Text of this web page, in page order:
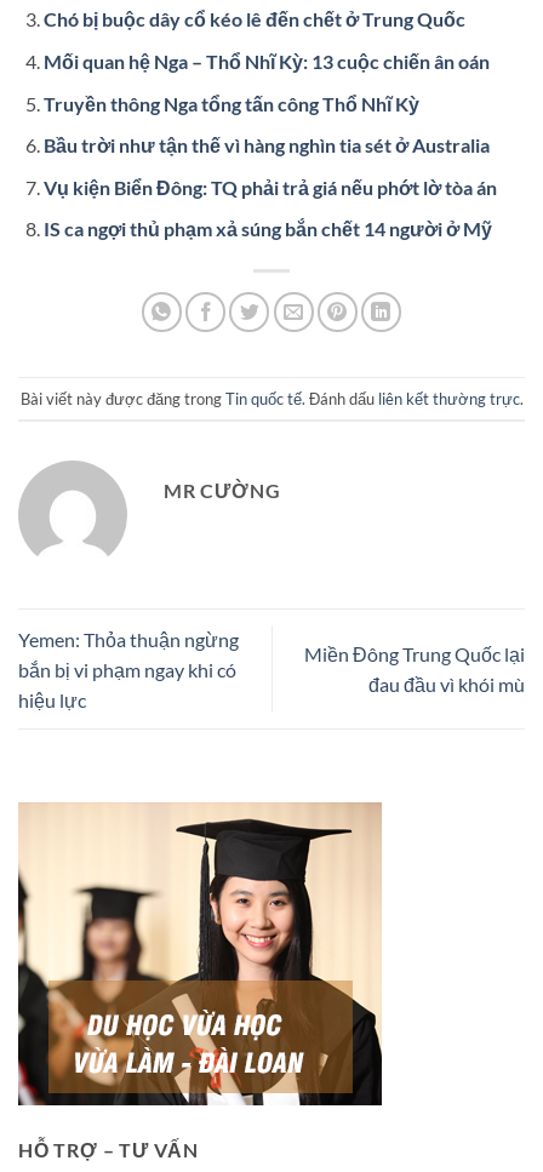
Chó bị buộc dây cổ kéo lê đến chết ở Trung Quốc
Mối quan hệ Nga – Thổ Nhĩ Kỳ: 13 cuộc chiến ân oán
Truyền thông Nga tổng tấn công Thổ Nhĩ Kỳ
Bầu trời như tận thế vì hàng nghìn tia sét ở Australia
Vụ kiện Biển Đông: TQ phải trả giá nếu phớt lờ tòa án
IS ca ngợi thủ phạm xả súng bắn chết 14 người ở Mỹ
Bài viết này được đăng trongTin quốc tế. Đánh dấu liên kết thường trực.
MR CƯỜNG
Yemen: Thỏa thuận ngừng
bắn bị vi phạm ngay khi có
hiệu lực
Miền Đông Trung Quốc lại
đau đầu vì khói mù
HỖ TRỢ – TƯ VẤN